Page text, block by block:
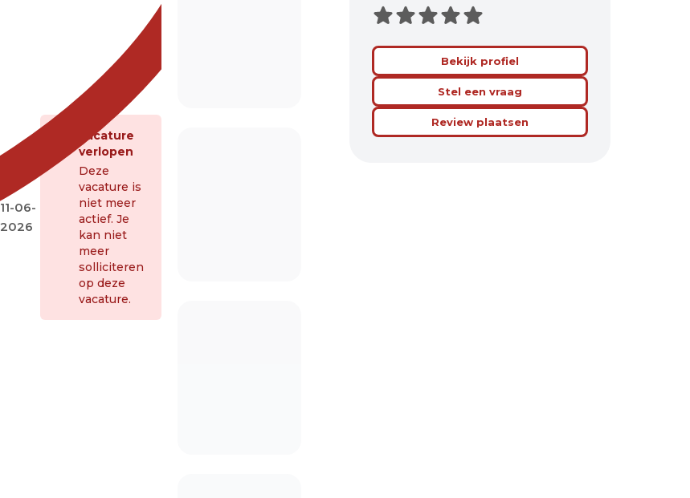
11-06-
2026
Vacature
verlopen
Deze
vacature is
niet meer
actief. Je
kan niet
meer
solliciteren
op deze
vacature.
Bekijk profiel
Stel een vraag
Review plaatsen